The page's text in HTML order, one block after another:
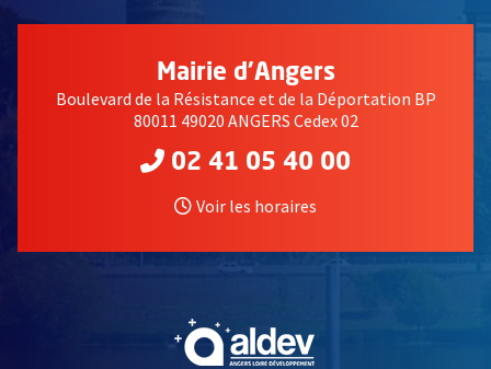
Mairie d'Angers
Boulevard de la Résistance et de la Déportation BP
80011 49020 ANGERS Cedex 02
02 41 05 40 00
Voir les horaires